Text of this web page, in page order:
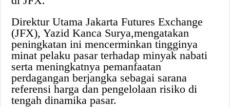
Direktur Utama Jakarta Futures Exchange
(JFX), Yazid Kanca Surya,mengatakan
peningkatan ini mencerminkan tingginya
minat pelaku pasar terhadap minyak nabati
serta meningkatnya pemanfaatan
perdagangan berjangka sebagai sarana
referensi harga dan pengelolaan risiko di
tengah dinamika pasar.